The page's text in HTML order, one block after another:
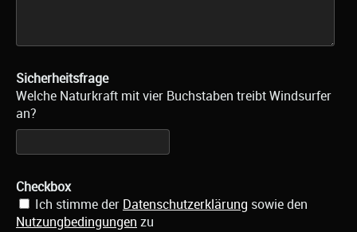
Sicherheitsfrage
Welche Naturkraft mit vier Buchstaben treibt Windsurfer
an?
Checkbox
Ich stimme der Datenschutzerklärung sowie den
Nutzungbedingungen zu